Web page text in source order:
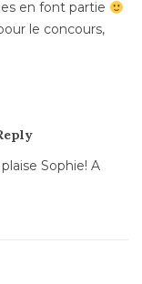
en font partie
le concours,
Sophie! A